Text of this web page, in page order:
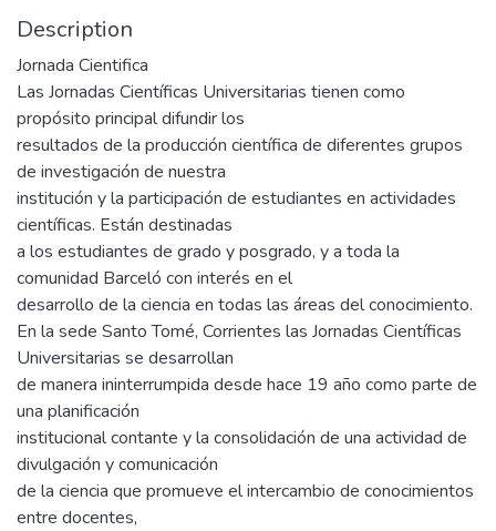
Description
Jornada Cientifica
Las Jornadas Científicas Universitarias tienen como
propósito principal difundir los
resultados de la producción científica de diferentes grupos
de investigación de nuestra
institución y la participación de estudiantes en actividades
científicas. Están destinadas
a los estudiantes de grado y posgrado, y a toda la
comunidad Barceló con interés en el
desarrollo de la ciencia en todas las áreas del conocimiento.
En la sede Santo Tomé, Corrientes las Jornadas Científicas
Universitarias se desarrollan
de manera ininterrumpida desde hace 19 año como parte de
una planificación
institucional contante y la consolidación de una actividad de
divulgación y comunicación
de la ciencia que promueve el intercambio de conocimientos
entre docentes,